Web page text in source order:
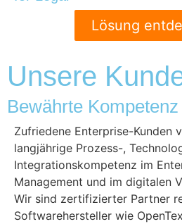
Lösung
Unsere
Bewährte Kompetenz
Zufriedene Enterprise-Kunden
langjährige Prozess-,
Integrationskompetenz im
Management und im digitalen
Wir sind zertifizierter Partner
Softwarehersteller wie